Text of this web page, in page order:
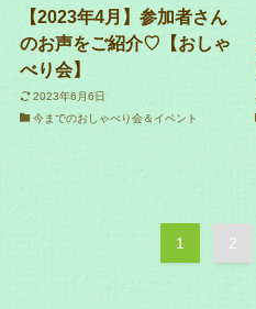
【2023年4月】参加者さん
のお声をご紹介♡【おしゃ
べり会】
2023年6月6日
今までのおしゃべり会＆イベント
1 2